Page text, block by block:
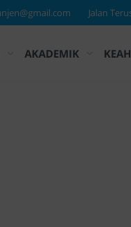
AKADEMIK